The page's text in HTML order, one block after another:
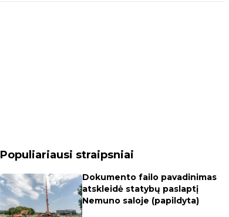
Populiariausi straipsniai
Dokumento failo pavadinimas
atskleidė statybų paslaptį
Nemuno saloje (papildyta)